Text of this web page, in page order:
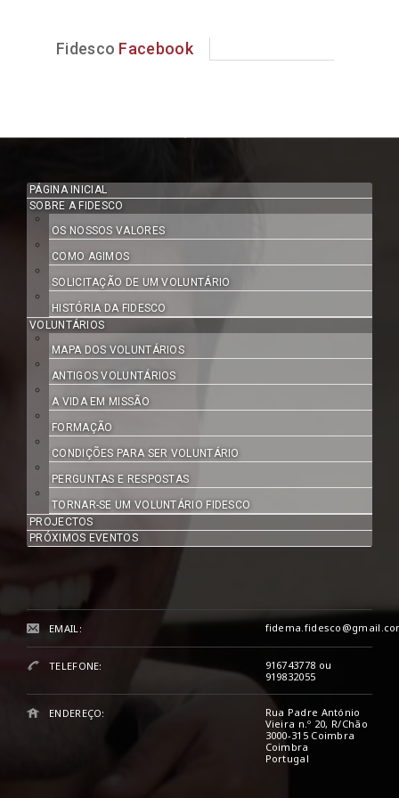
Fidesco Facebook
PÁGINA INICIAL
SOBRE A FIDESCO
OS NOSSOS VALORES
COMO AGIMOS
SOLICITAÇÃO DE UM VOLUNTÁRIO
HISTÓRIA DA FIDESCO
VOLUNTÁRIOS
MAPA DOS VOLUNTÁRIOS
ANTIGOS VOLUNTÁRIOS
A VIDA EM MISSÃO
FORMAÇÃO
CONDIÇÕES PARA SER VOLUNTÁRIO
PERGUNTAS E RESPOSTAS
TORNAR-SE UM VOLUNTÁRIO FIDESCO
PROJECTOS
PRÓXIMOS EVENTOS
EMAIL:
TELEFONE:
916743778 ou
919832055
ENDEREÇO:
Rua Padre António
Vieira n.º 20, R/Chão
3000-315 Coimbra
Coimbra
Portugal